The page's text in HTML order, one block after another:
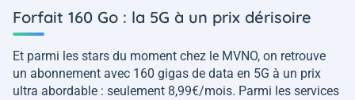
Forfait 160 Go : la 5G à un prix dérisoire
Et parmi les stars du moment chez le MVNO, on retrouve
un abonnement avec 160 gigas de data en 5G à un prix
ultra abordable : seulement 8,99€/mois. Parmi les services